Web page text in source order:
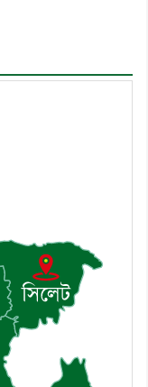
থেকে সম্মাননা
মডেল থানার
আইন-
সভা অনুষ্ঠিত
সম্প্রদায়ের
খন্দকার মারুফ
কমিটির